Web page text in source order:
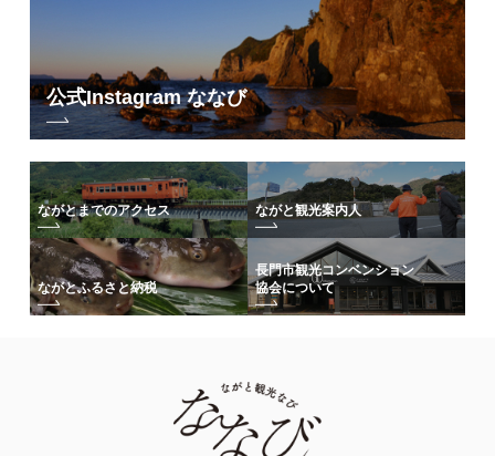
公式Instagram ななび
ながとまでのアクセス ながと観光案内人
ながとふるさと納税
長門市観光コンベンション
協会について